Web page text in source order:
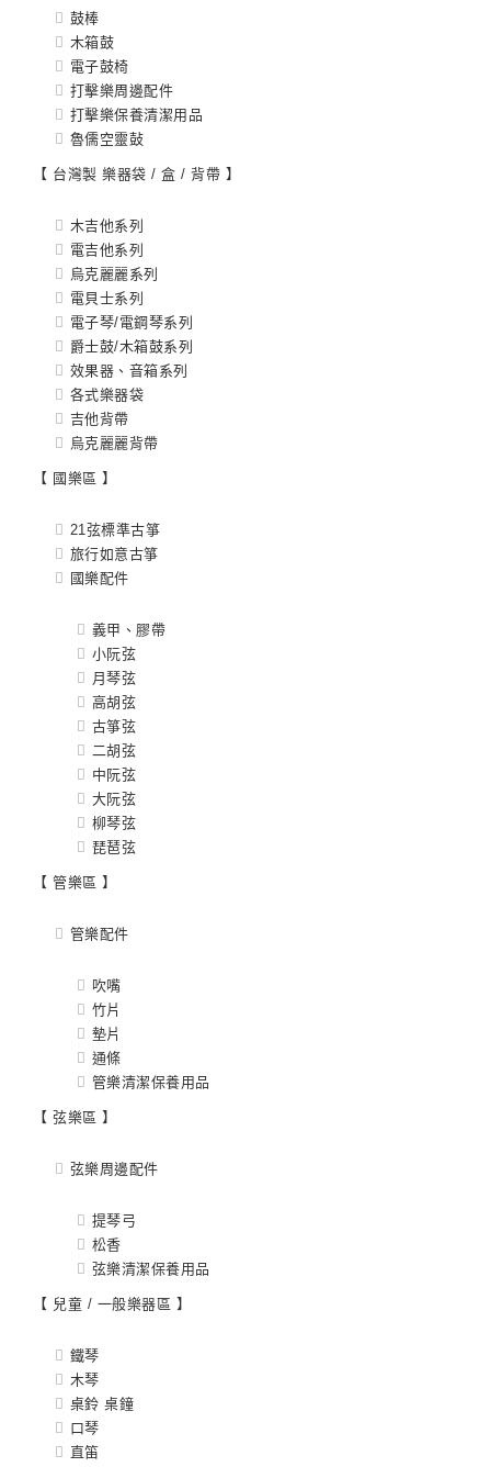
鼓棒
木箱鼓
電子鼓椅
打擊樂周邊配件
打擊樂保養清潔用品
魯儒空靈鼔
【 台灣製 樂器袋 / 盒 / 背帶 】
木吉他系列
電吉他系列
烏克麗麗系列
電貝士系列
電子琴/電鋼琴系列
爵士鼓/木箱鼓系列
效果器、音箱系列
各式樂器袋
吉他背帶
烏克麗麗背帶
【 國樂區 】
21弦標準古箏
旅行如意古箏
國樂配件
義甲、膠帶
小阮弦
月琴弦
高胡弦
古箏弦
二胡弦
中阮弦
大阮弦
柳琴弦
琵琶弦
【 管樂區 】
管樂配件
吹嘴
竹片
墊片
通條
管樂清潔保養用品
【 弦樂區 】
弦樂周邊配件
提琴弓
松香
弦樂清潔保養用品
【 兒童 / 一般樂器區 】
鐵琴
木琴
桌鈴 桌鐘
口琴
直笛